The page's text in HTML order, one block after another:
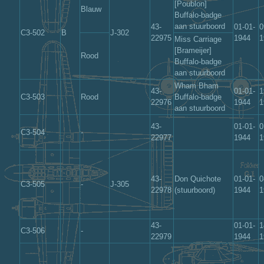
C3-502 B
Blauw
J-302
43-
22975
[Poublon]
Buffalo-badge
aan stuurboord
01-01-
1944
Rood
Miss Carriage
[Brameijer]
Buffalo-badge
aan stuurboord
C3-503 Rood
43-
22976
Wham Bham
Buffalo-badge
aan stuurboord
01-01-
1944
C3-504 -
43-
22977
01-01-
1944
C3-505 - J-305
43-
22978
Don Quichote
(stuurboord)
01-01-
1944
C3-506 -
43-
22979
01-01-
1944